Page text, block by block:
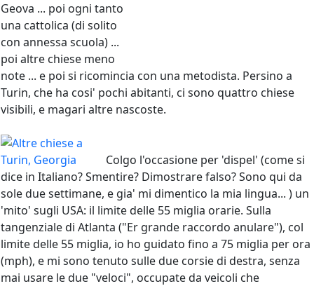
Geova ... poi ogni tanto
una cattolica (di solito
con annessa scuola) ...
poi altre chiese meno
note ... e poi si ricomincia con una metodista. Persino a
Turin, che ha cosi' pochi abitanti, ci sono quattro chiese
visibili, e magari altre nascoste.
Colgo l'occasione per 'dispel' (come si
dice in Italiano? Smentire? Dimostrare falso? Sono qui da
sole due settimane, e gia' mi dimentico la mia lingua... ) un
'mito' sugli USA: il limite delle 55 miglia orarie. Sulla
tangenziale di Atlanta ("Er grande raccordo anulare"), col
limite delle 55 miglia, io ho guidato fino a 75 miglia per ora
(mph), e mi sono tenuto sulle due corsie di destra, senza
mai usare le due "veloci", occupate da veicoli che